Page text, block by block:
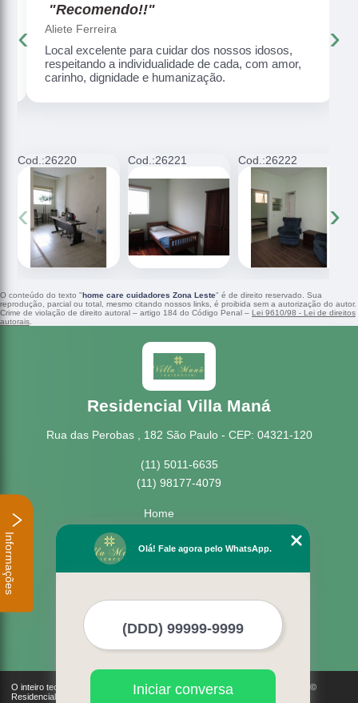
"Recomendo!!"
Aliete Ferreira
Local excelente para cuidar dos nossos idosos,
respeitando a individualidade de cada, com amor,
carinho, dignidade e humanização.
‹ ›
Cod.:26220 Cod.:26221 Cod.:26222
‹ ›
O conteúdo do texto " home care cuidadores Zona Leste" é de direito reservado. Sua
reprodução, parcial ou total, mesmo citando nossos links, é proibida sem a autorização do autor.
Crime de violação de direito autoral – artigo 184 do Código Penal – Lei 9610/98 - Lei de direitos
autorais.
Residencial Villa Maná
Rua das Perobas , 182 São Paulo - CEP: 04321-120
(11) 5011-6635
(11) 98177-4079
Home
Missão
Mapa do site
Mais Serviços
O inteiro teor deste site está sujeito à proteção de direitos autorais. Copyright©
Residencial Villa Maná (Lei 9610 de 19/02/1998)
Olá! Fale agora pelo WhatsApp.
Iniciar conversa
Informações